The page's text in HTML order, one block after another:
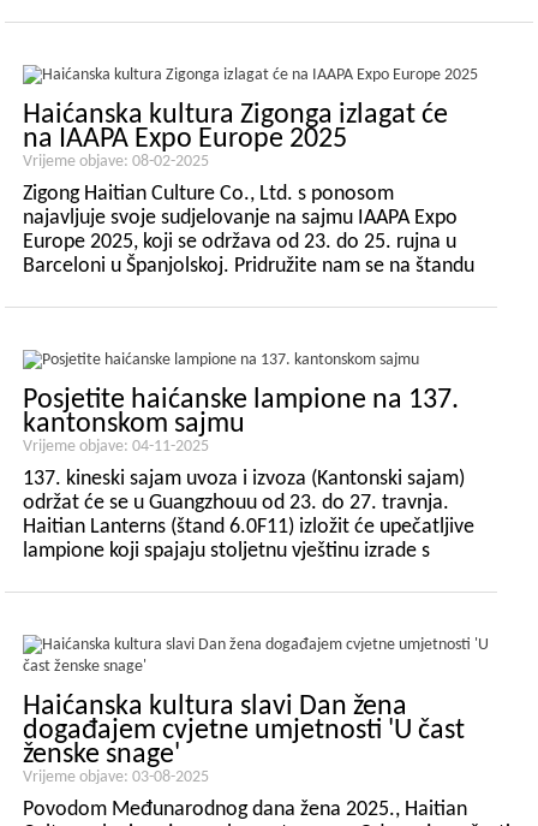
događanja u globalnoj trgovini uslugama. Cen...
Haićanska kultura Zigonga izlagat će
na IAAPA Expo Europe 2025
Vrijeme objave: 08-02-2025
Zigong Haitian Culture Co., Ltd. s ponosom
najavljuje svoje sudjelovanje na sajmu IAAPA Expo
Europe 2025, koji se održava od 23. do 25. rujna u
Barceloni u Španjolskoj. Pridružite nam se na štandu
izložbe lampiona koji spajaju tradicionalnu kinesku
Posjetite haićanske lampione na 137.
kantonskom sajmu
Vrijeme objave: 04-11-2025
137. kineski sajam uvoza i izvoza (Kantonski sajam)
održat će se u Guangzhouu od 23. do 27. travnja.
Haitian Lanterns (štand 6.0F11) izložit će upečatljive
lampione koji spajaju stoljetnu vještinu izrade s
kulturne rasvjete. Kada: A...
Haićanska kultura slavi Dan žena
događajem cvjetne umjetnosti 'U čast
ženske snage'
Vrijeme objave: 03-08-2025
Povodom Međunarodnog dana žena 2025., Haitian